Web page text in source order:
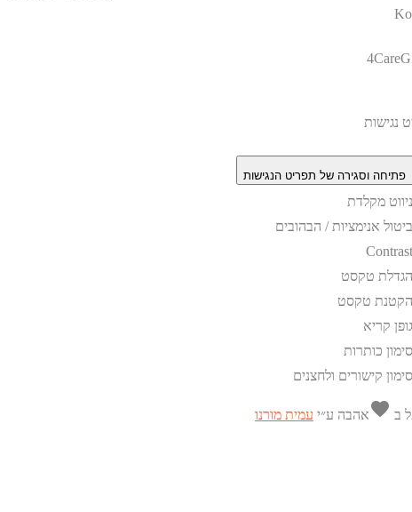
נגישות
פתיחה וסגירה של תפריט הנגישות
ניווט מקלדת
ביטול אנימציות / הבהובים
Contrast
הגדלת טקסט
הקטנת טקסט
גופן קריא
סימון כותרות
סימון קישורים ולחצנים
ב favoriteאהבה ע״י עמית מורנו